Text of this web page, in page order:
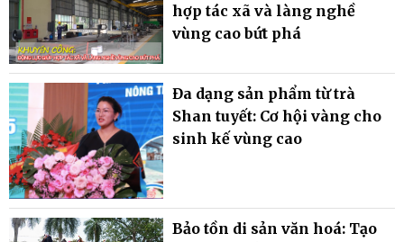
hợp tác xã và làng nghề
vùng cao bứt phá
Đa dạng sản phẩm từ trà
Shan tuyết: Cơ hội vàng cho
sinh kế vùng cao
Bảo tồn di sản văn hoá: Tạo